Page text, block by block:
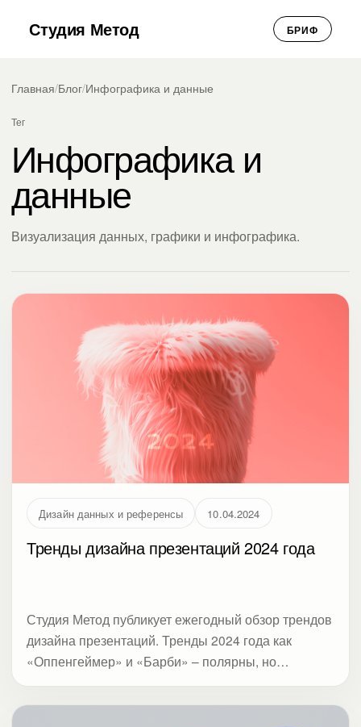
Студия Метод БРИФ
Главная/Блог/Инфографика и данные
Тег
Инфографика и
данные
Визуализация данных, графики и инфографика.
Дизайн данных и референсы 10.04.2024
Тренды дизайна презентаций 2024 года
Студия Метод публикует ежегодный обзор трендов
дизайна презентаций. Тренды 2024 года как
«Оппенгеймер» и «Барби» – полярны, но
насмотренности и приемах, которые делают